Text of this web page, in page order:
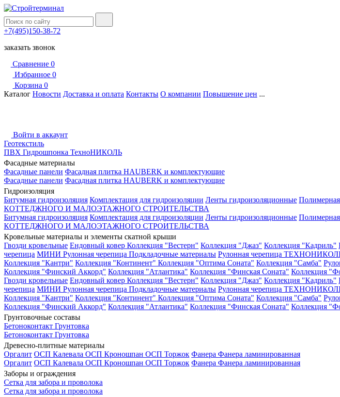
+7(495)150-38-72
заказать звонок
Сравнение 0
Избранное 0
Корзина 0
Каталог Новости Доставка и оплата Контакты О компании Повышение цен ...
Войти в аккаунт
Геотекстиль
ПВХ Гидрошпонка ТехноНИКОЛЬ
Фасадные материалы
Фасадные панели Фасадная плитка HAUBERK и комплектующие
Фасадные панели Фасадная плитка HAUBERK и комплектующие
Гидроизоляция
Битумная гидроизоляция Комплектация для гидроизоляции Ленты гидроизоляционные
КОТТЕДЖНОГО И МАЛОЭТАЖНОГО СТРОИТЕЛЬСТВА
Битумная гидроизоляция Комплектация для гидроизоляции Ленты гидроизоляционные
КОТТЕДЖНОГО И МАЛОЭТАЖНОГО СТРОИТЕЛЬСТВА
Кровельные материалы и элементы скатной крыши
Гвозди кровельные Ендовный ковер Коллекция "Вестерн" Коллекция "Джаз" Коллекция "Кадриль"
черепица МИНИ Рулонная черепица Подкладочные материалы Рулонная черепица
Коллекция "Кантри" Коллекция "Континент" Коллекция "Оптима Соната" Коллекция "Самба"
Коллекция "Финский Аккорд" Коллекция "Атлантика" Коллекция "Финская Соната" Коллекция
Гвозди кровельные Ендовный ковер Коллекция "Вестерн" Коллекция "Джаз" Коллекция "Кадриль"
черепица МИНИ Рулонная черепица Подкладочные материалы Рулонная черепица
Коллекция "Кантри" Коллекция "Континент" Коллекция "Оптима Соната" Коллекция "Самба"
Коллекция "Финский Аккорд" Коллекция "Атлантика" Коллекция "Финская Соната" Коллекция
Грунтовочные составы
Бетоноконтакт Грунтовка
Бетоноконтакт Грунтовка
Древесно-плитные материалы
Оргалит ОСП Калевала ОСП Кроношпан ОСП Торжок Фанера Фанера ламинированная
Оргалит ОСП Калевала ОСП Кроношпан ОСП Торжок Фанера Фанера ламинированная
Заборы и ограждения
Сетка для забора и проволока
Сетка для забора и проволока